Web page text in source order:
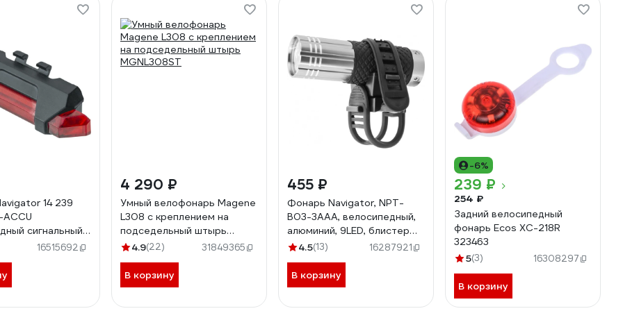
14 239
сигнальный
3.7В
16515692
4 290 ₽
Умный велофонарь Magene
L308 с креплением на
подседельный штырь
MGNL308ST
4.9(22) 31849365
В корзину
455 ₽
Фонарь Navigator, NPT-
B03-3AAA, велосипедный,
алюминий, 9LED, блистер
94968
4.5(13) 16287921
В корзину
-6%
239 ₽
254 ₽
Задний велосипедный
фонарь Ecos XC-218R
323463
5(3) 16308297
В корзину